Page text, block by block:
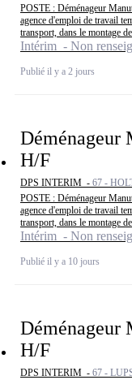
POSTE : Déménageur
agence d'emploi de travail
transport, dans le montage
Intérim - Non
Publié il y a 2 jours
Déménageur
H/F
DPS INTERIM - 67 -
POSTE : Déménageur
agence d'emploi de travail
transport, dans le montage
Intérim - Non
Publié il y a 10 jours
Déménageur
H/F
DPS INTERIM - 67 -